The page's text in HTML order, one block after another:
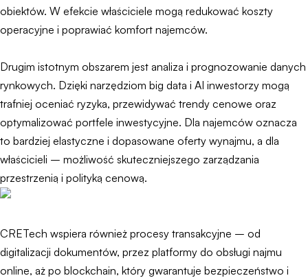
obiektów. W efekcie właściciele mogą redukować koszty
operacyjne i poprawiać komfort najemców.
Drugim istotnym obszarem jest analiza i prognozowanie danych
rynkowych. Dzięki narzędziom big data i AI inwestorzy mogą
trafniej oceniać ryzyka, przewidywać trendy cenowe oraz
optymalizować portfele inwestycyjne. Dla najemców oznacza
to bardziej elastyczne i dopasowane oferty wynajmu, a dla
właścicieli – możliwość skuteczniejszego zarządzania
przestrzenią i polityką cenową.
CRETech wspiera również procesy transakcyjne – od
digitalizacji dokumentów, przez platformy do obsługi najmu
online, aż po blockchain, który gwarantuje bezpieczeństwo i